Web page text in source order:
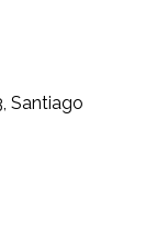
Santiago